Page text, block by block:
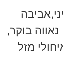
בוקר,
מזל